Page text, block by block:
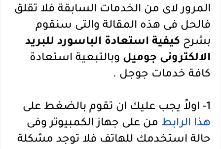
المرور لاى من الخدمات السابقة فلا تقلق
فالحل فى هذه المقالة والتى سنقوم
بشرح كيفية استعادة الباسورد للبريد
الالكترونى جوميل وبالتبعية استعادة
كافة خدمات جوجل .
1- اولاً يجب عليك ان تقوم بالضغط على
هذا الرابط من على جهاز الكمبيوتر وفى
حالة استخدمك للهاتف فلا توجد مشكلة